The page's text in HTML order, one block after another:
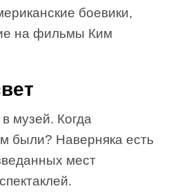
боевики,
на фильмы Ким
музей. Когда
были? Наверняка есть
мест